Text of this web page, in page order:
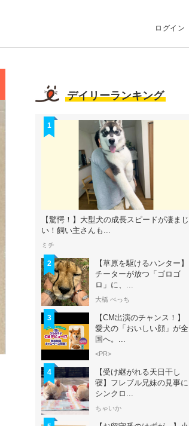
ログイン
デイリーランキング
1
【驚愕！】大型犬の成長スピードが凄まじ
い！飼い主さんも...
ミチ
2
【草原を駆けるハンター】
チーターが放つ「ゴロゴ
ロ」に、...
大橋 ぺっち
3
【CM出演のチャンス！】
愛犬の「おいしい顔」が全
国へ。...
<PR>
4
【受け継がれる天日干し
寝】フレブル兄妹の見事に
シンクロ...
ちゃいか